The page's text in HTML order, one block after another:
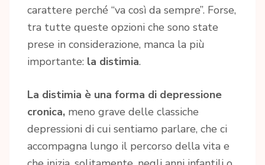
carattere perché “va così da sempre”. Forse,
tra tutte queste opzioni che sono state
prese in considerazione, manca la più
importante: la distimia.
La distimia è una forma di depressione
cronica, meno grave delle classiche
depressioni di cui sentiamo parlare, che ci
accompagna lungo il percorso della vita e